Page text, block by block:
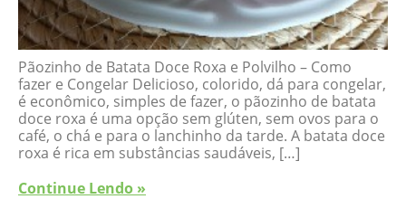
Pãozinho de Batata Doce Roxa e Polvilho – Como
fazer e Congelar Delicioso, colorido, dá para congelar,
é econômico, simples de fazer, o pãozinho de batata
doce roxa é uma opção sem glúten, sem ovos para o
café, o chá e para o lanchinho da tarde. A batata doce
roxa é rica em substâncias saudáveis, […]
Continue Lendo »